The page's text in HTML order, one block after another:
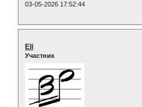
03-05-2026 17:52:44
Eli
Участник